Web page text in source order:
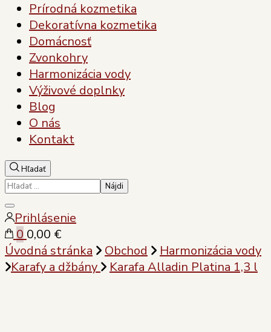
Prírodná kozmetika
Dekoratívna kozmetika
Domácnosť
Zvonkohry
Harmonizácia vody
Výživové doplnky
Blog
O nás
Kontakt
Hľadať
Hľadať:
Zatvoriť
vyhľadávanie
Prihlásenie
0 0,00 €
Úvodná stránka
Obchod
Harmonizácia vody
Karafy a džbány
Karafa Alladin Platina 1,3 l